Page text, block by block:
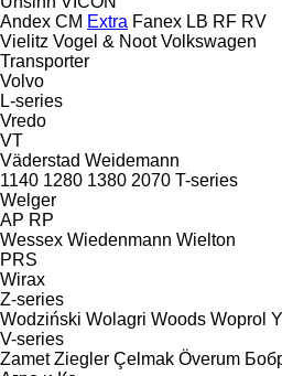
Andex CM Extra Fanex LB RF RV
Vielitz Vogel & Noot Volkswagen
Transporter
Volvo
L-series
Vredo
VT
Väderstad Weidemann
1140 1280 1380 2070 T-series
Welger
AP RP
Wessex Wiedenmann Wielton
PRS
Wirax
Z-series
Wodziński Wolagri Woods Woprol
V-series
Zamet Ziegler Çelmak Överum